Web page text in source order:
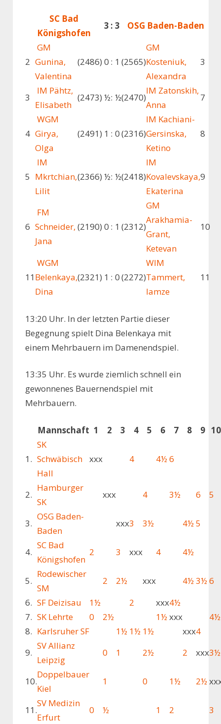
SC Bad
Königshofen
3 : 3 OSG Baden-Baden
2
GM
Gunina,
Valentina
(2486) 0 : 1 (2565)
GM
Kosteniuk,
Alexandra
3
3
IM Pähtz,
Elisabeth
(2473) ½: ½(2470)
IM Zatonskih,
Anna
7
4
WGM
Girya,
Olga
(2491) 1 : 0(2316)
IM Kachiani-
Gersinska,
Ketino
8
5
IM
Mkrtchian,
Lilit
(2366) ½: ½(2418)
IM
Kovalevskaya,
Ekaterina
9
6
FM
Schneider,
Jana
(2190) 0 : 1 (2312)
GM
Arakhamia-
Grant,
Ketevan
10
11
WGM
Belenkaya,
Dina
(2321) 1 : 0(2272)
WIM
Tammert,
Iamze
11
13:20 Uhr. In der letzten Partie dieser
Begegnung spielt Dina Belenkaya mit
einem Mehrbauern im Damenendspiel.
13:35 Uhr. Es wurde ziemlich schnell ein
gewonnenes Bauernendspiel mit
Mehrbauern.
Mannschaft 1 2 3 4 5 6 7 8 9 10
1.
SK
Schwäbisch
Hall
xxx 4 4½6
2.
Hamburger
SK
xxx 4 3½ 6 5
3.
OSG Baden-
Baden
xxx3 3½ 4½5
4.
SC Bad
Königshofen
2 3 xxx 4 4½
5.
Rodewischer
SM
2 2½ xxx 4½3½6
6. SF Deizisau 1½ 2 xxx4½
7. SK Lehrte 0 2½ 1½xxx
4½
8. Karlsruher SF 1½ 1½ 1½ xxx4
9.
SV Allianz
Leipzig
0 1 2½ 2 xxx3½
10.
Doppelbauer
Kiel
1 0 1½ 2½
11.
SV Medizin
Erfurt
0 ½ 1 2
3